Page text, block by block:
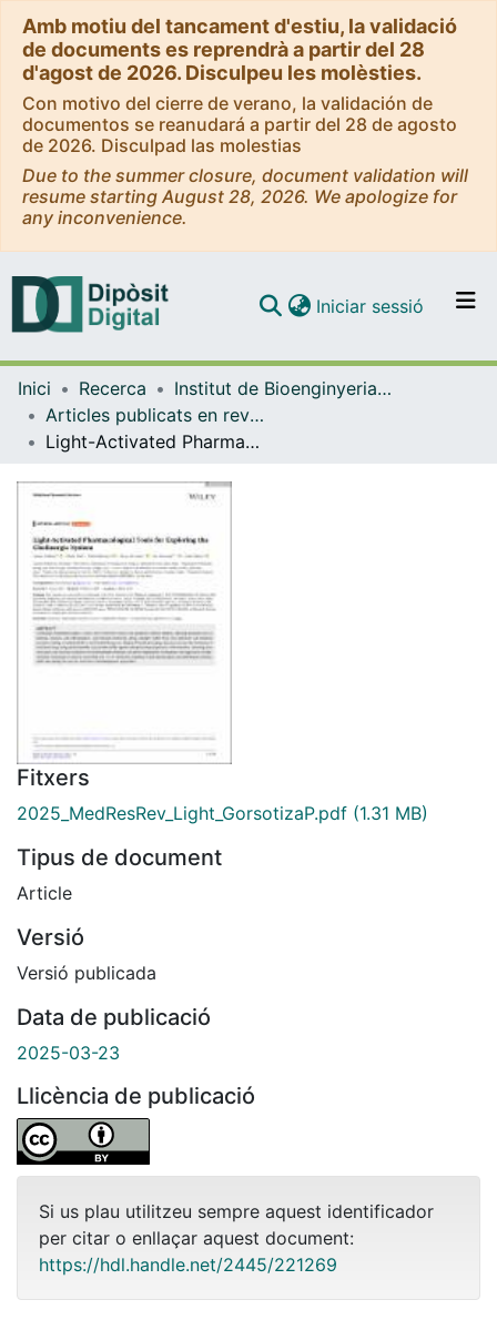
Amb motiu del tancament d'estiu, la validació
de documents es reprendrà a partir del 28
d'agost de 2026. Disculpeu les molèsties.
Con motivo del cierre de verano, la validación de
documentos se reanudará a partir del 28 de agosto
de 2026. Disculpad las molestias
Due to the summer closure, document validation will
resume starting August 28, 2026. We apologize for
any inconvenience.
Navega per tot el DD
Iniciar sessió (current)
Inici Recerca
Institut de Bioenginyeria de Catalunya (IBEC)
Articles publicats en revistes (Institut de Bioenginyeria de Catalunya (IBEC))
Light-Activated Pharmacological Tools for Exploring the Cholinergic System
Fitxers
2025_MedResRev_Light_GorsotizaP.pdf (1.31 MB)
Tipus de document
Article
Versió
Versió publicada
Data de publicació
2025-03-23
Llicència de publicació
Si us plau utilitzeu sempre aquest identificador
per citar o enllaçar aquest document:
https://hdl.handle.net/2445/221269